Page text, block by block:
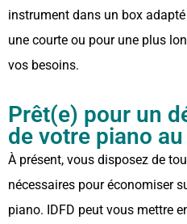
instrument dans un box
une courte ou pour une plus
vos besoins.
Prêt(e) pour un
de votre piano
À présent, vous disposez de
nécessaires pour économiser
piano. IDFD peut vous mettre